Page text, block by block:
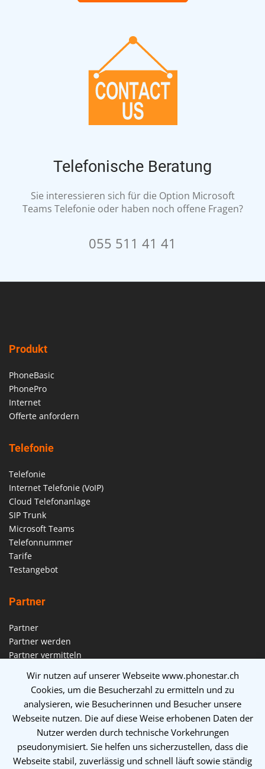
Telefonische Beratung
Sie interessieren sich für die Option Microsoft
Teams Telefonie oder haben noch offene Fragen?
055 511 41 41
Produkt
PhoneBasic
PhonePro
Internet
Offerte anfordern
Telefonie
Telefonie
Internet Telefonie (VoIP)
Cloud Telefonanlage
SIP Trunk
Microsoft Teams
Telefonnummer
Tarife
Testangebot
Partner
Partner
Partner werden
Partner vermitteln
Über uns
Systemstatus
Wir nutzen auf unserer Webseite www.phonestar.ch
Cookies, um die Besucherzahl zu ermitteln und zu
analysieren, wie Besucherinnen und Besucher unsere
Webseite nutzen. Die auf diese Weise erhobenen Daten der
Nutzer werden durch technische Vorkehrungen
pseudonymisiert. Sie helfen uns sicherzustellen, dass die
Webseite stabil, zuverlässig und schnell läuft sowie ständig